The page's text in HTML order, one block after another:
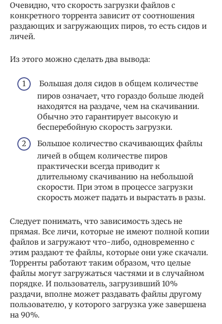
Очевидно, что скорость загрузки файлов с
конкретного торрента зависит от соотношения
раздающих и загружающих пиров, то есть сидов и
личей.
Из этого можно сделать два вывода:
Большая доля сидов в общем количестве
пиров означает, что гораздо больше людей
находятся на раздаче, чем на скачивании.
Обычно это гарантирует высокую и
бесперебойную скорость загрузки.
Большое количество скачивающих файлы
личей в общем количестве пиров
практически всегда приводит к
длительному скачиванию на небольшой
скорости. При этом в процессе загрузки
скорость может падать и вырастать в разы.
Следует понимать, что зависимость здесь не
прямая. Все личи, которые не имеют полной копии
файлов и загружают что-либо, одновременно с
этим раздают те файлы, которые они уже скачали.
Торренты работают таким образом, что целые
файлы могут загружаться частями и в случайном
порядке. И пользователь, загрузивший 10%
раздачи, вполне может раздавать файлы другому
пользователю, у которого загрузка уже завершена
на 90%.